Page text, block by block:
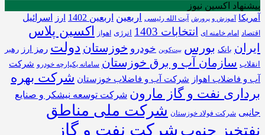
پیشنهاد اکسین نیوز
آمریکا آموزش و پرورش آیت الله رئیسی اربعین اربعین 1402 ارز اسرائیل
اقتصاد امام خامنه ای انتخابات 1403 انرژی اهواز اکسین پلاس
ایران بانک بورس بیت‌کوین خودرو خوزستان دولت رمز ارز رهبر
انقلاب سازمان آب و برق خوزستان سامانه یکپارچه خودرو شرکت
آب و فاضلاب اهواز شرکت آب و فاضلاب خوزستان شرکت بهره
برداری نفت و گاز مارون شرکت توسعه نیشکر و صنایع
جانبی شرکت فولاد خوزستان شرکت ملی مناطق
نفتخیز جنوب شرکت نفت و گاز